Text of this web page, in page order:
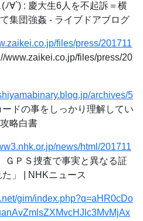
ﾉ∀`) : 慶大生6人を不起訴＝横
集団強姦 - ライブドアブログ
files/press/201711
www.zaikei.co.jp/files/press/20
archives/5
ドの事をしっかり理解してい
略白書
news/html/201711
ＧＰＳ捜査で事実と異なる証
」 | NHKニュース
gim/index.php?q=aHR0cDo